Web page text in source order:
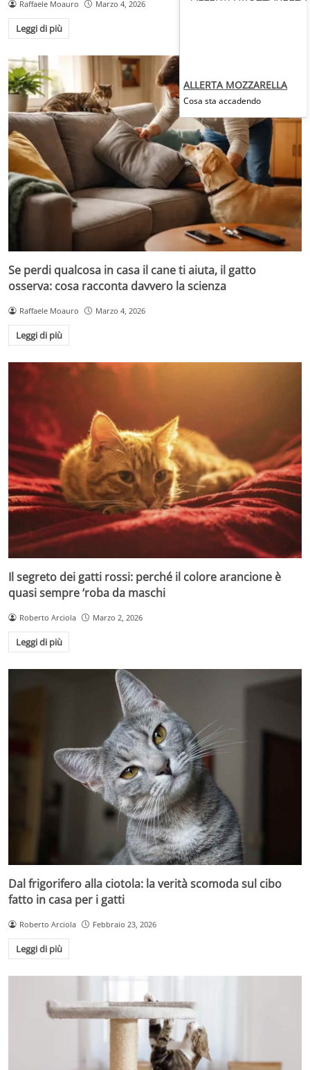
Raffaele Moauro Marzo 4, 2026
Leggi di più
Se perdi qualcosa in casa il cane ti aiuta, il gatto
osserva: cosa racconta davvero la scienza
Raffaele Moauro Marzo 4, 2026
Leggi di più
Il segreto dei gatti rossi: perché il colore arancione è
quasi sempre ‘roba da maschi
Roberto Arciola Marzo 2, 2026
Leggi di più
Dal frigorifero alla ciotola: la verità scomoda sul cibo
fatto in casa per i gatti
Roberto Arciola Febbraio 23, 2026
Leggi di più
ALLERTA MOZZARELLA
Cosa sta accadendo